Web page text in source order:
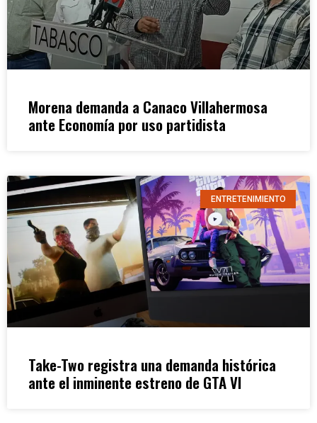
Morena demanda a Canaco Villahermosa
ante Economía por uso partidista
ENTRETENIMIENTO
Take-Two registra una demanda histórica
ante el inminente estreno de GTA VI